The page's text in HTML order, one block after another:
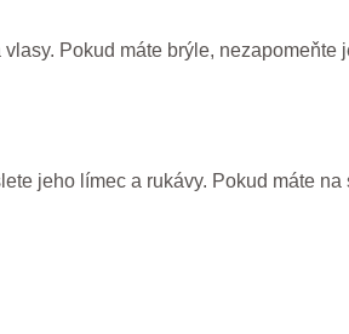
Pokud máte brýle, nezapomeňte
jeho límec a rukávy. Pokud máte